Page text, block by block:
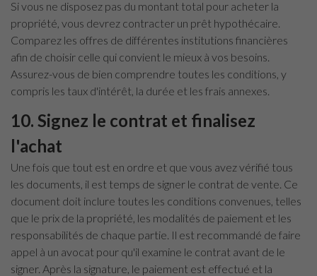
Si vous ne disposez pas du montant total pour acheter la
propriété, vous devrez contracter un prêt hypothécaire.
Comparez les offres de différentes institutions financières
afin de choisir celle qui convient le mieux à vos besoins.
Assurez-vous de bien comprendre toutes les conditions, y
compris les taux d'intérêt, la durée et les frais annexes.
10. Signez le contrat et finalisez
l'achat
Une fois que tout est en ordre et que vous avez vérifié tous
les documents, il est temps de signer le contrat de vente. Ce
document doit inclure toutes les conditions convenues, telles
que le prix de la propriété, les modalités de paiement et les
responsabilités de chaque partie. Il est recommandé de faire
appel à un avocat pour qu'il examine le contrat avant de le
signer. Après la signature, le paiement est effectué et la